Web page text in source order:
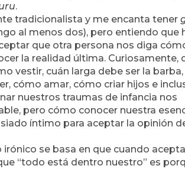
.
tradicionalista y me encanta tener
al menos dos), pero entiendo que
que otra persona nos diga
la realidad última. Curiosamente,
vestir, cuán larga debe ser la
cómo amar, cómo criar hijos e
nuestros traumas de infancia nos
pero cómo conocer nuestra
íntimo para aceptar la opinión
irónico se basa en que cuando
“todo está dentro nuestro” es